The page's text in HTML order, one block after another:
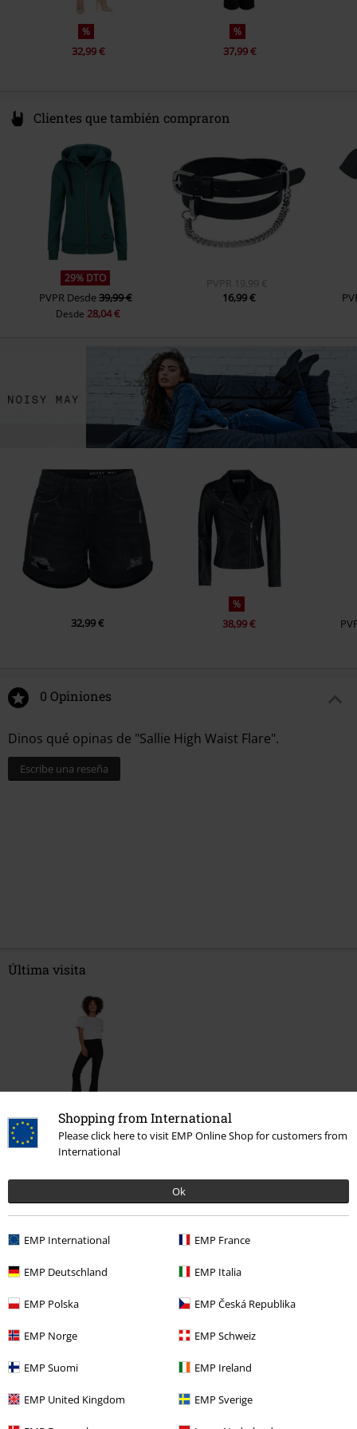
Shopping from International
Please click here to visit EMP Online Shop for customers from
International
Ok
EMP International EMP France
EMP Deutschland EMP Italia
EMP Polska EMP Česká Republika
EMP Norge EMP Schweiz
EMP Suomi EMP Ireland
EMP United Kingdom EMP Sverige
%
32,99 €
%
37,99 €
Clientes que también compraron
29% DTO
PVPR Desde39,99 €
Desde 28,04 €
PVPR
19,99 €
16,99 €
32,99 €
%
38,99 €
0 Opiniones
Dinos qué opinas de "Sallie High Waist Flare".
Escribe una reseña
Última visita
%
25,99 €
Más categorías. Más opciones
Mujer Ropa Pantalones Vaqueros Bootcut jeans
Marcas Ropa Noisy May Pantalones Vaqueros
Marcas Ropa
Marcas Ropa
Nuevo Ropa Pantalones & Pantalones Cortos